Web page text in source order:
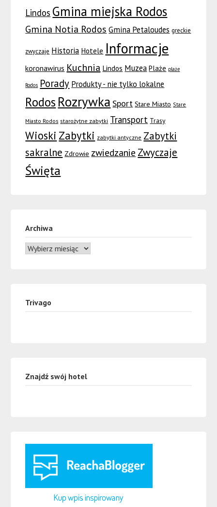
Lindos Gmina miejska Rodos
Gmina Notia Rodos Gmina Petaloudes greckie
zwyczaje Historia Hotele Informacje
koronawirus Kuchnia Lindos Muzea Plaże plaże
Rodos Porady Produkty - nie tylko lokalne
Rodos Rozrywka Sport Stare Miasto Stare
Miasto Rodos starożytne zabytki Transport Trasy
Wioski Zabytki zabytki antyczne Zabytki
sakralne Zdrowie zwiedzanie Zwyczaje
Święta
Archiwa
Trivago
Znajdź swój hotel